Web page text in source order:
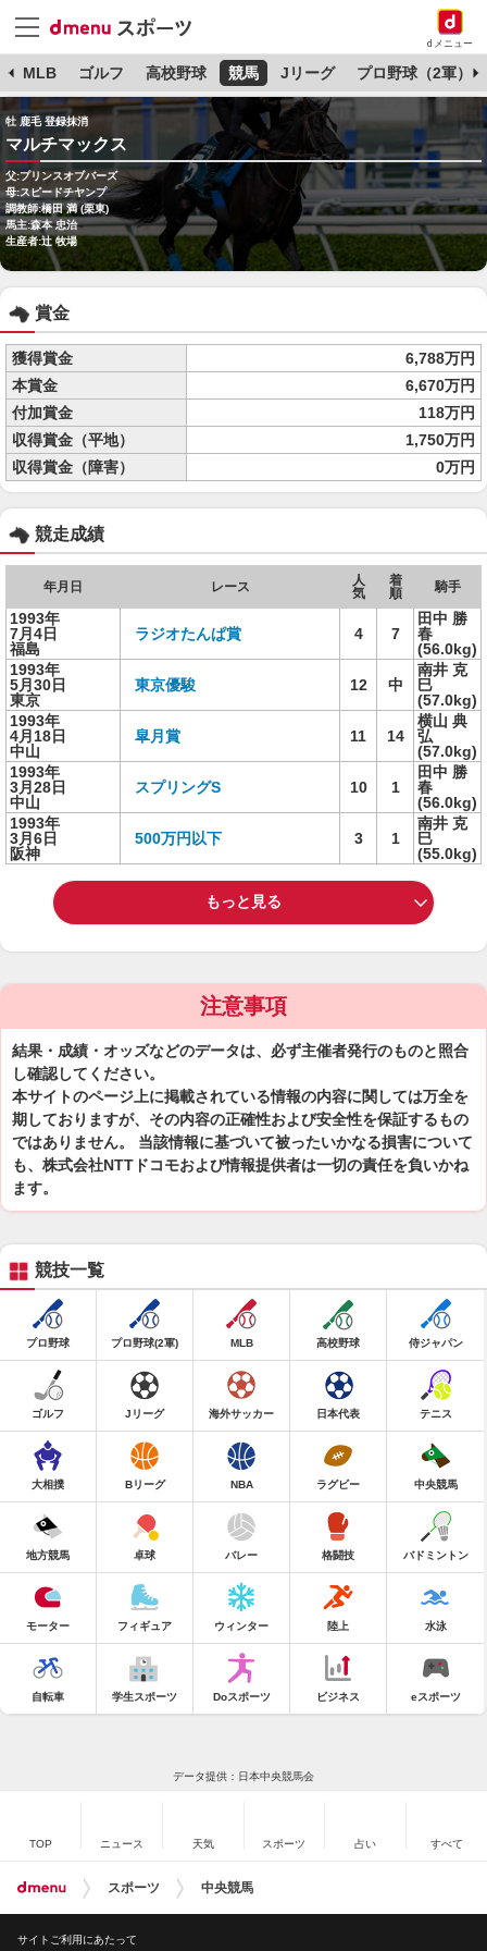
dメニュー
MLB ゴルフ 高校野球 競馬 Jリーグ プロ野球（2軍）
牡 鹿毛 登録抹消
マルチマックス
父:プリンスオブバーズ
母:スピードチヤンプ
調教師:橋田 満 (栗東)
馬主:森本 忠治
生産者:辻 牧場
賞金
獲得賞金
6,788万円
本賞金
6,670万円
付加賞金
118万円
収得賞金（平地）
1,750万円
収得賞金（障害）
0万円
競走成績
年月日 レース
人
気
着
順
騎手
1993年
7月4日
福島
ラジオたんぱ賞 4 7
田中 勝
春
(56.0kg)
1993年
5月30日
東京
東京優駿 12 中
南井 克
巳
(57.0kg)
1993年
4月18日
中山
皐月賞 11 14
横山 典
弘
(57.0kg)
1993年
3月28日
中山
スプリングS 10 1
田中 勝
春
(56.0kg)
1993年
3月6日
阪神
500万円以下 3 1
南井 克
巳
(55.0kg)
もっと見る
注意事項
結果・成績・オッズなどのデータは、必ず主催者発行のものと照合
し確認してください。
本サイトのページ上に掲載されている情報の内容に関しては万全を
期しておりますが、その内容の正確性および安全性を保証するもの
ではありません。 当該情報に基づいて被ったいかなる損害について
も、株式会社NTTドコモおよび情報提供者は一切の責任を負いかね
ます。
競技一覧
プロ野球 プロ野球(2軍) MLB 高校野球 侍ジャパン
ゴルフ Jリーグ 海外サッカー 日本代表 テニス
大相撲 Bリーグ NBA ラグビー 中央競馬
地方競馬 卓球 バレー 格闘技 バドミントン
モーター フィギュア ウィンター 陸上 水泳
自転車 学生スポーツ Doスポーツ ビジネス eスポーツ
データ提供：日本中央競馬会
TOP ニュース 天気 スポーツ 占い すべて
スポーツ 中央競馬
サイトご利用にあたって